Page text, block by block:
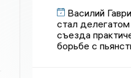
Василий
стал
съезда
борьбе с